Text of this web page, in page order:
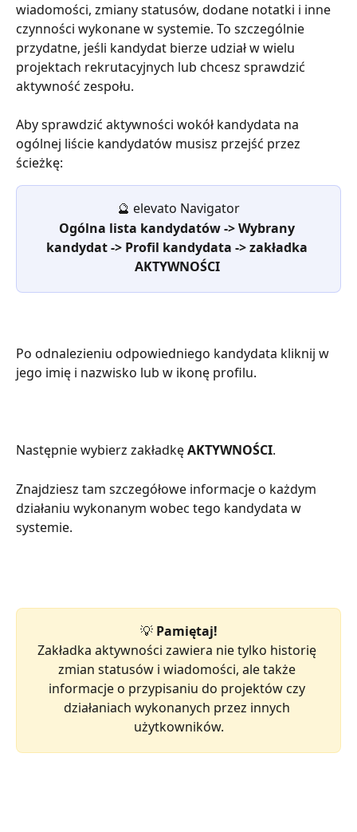
wiadomości, zmiany statusów, dodane notatki i inne
czynności wykonane w systemie. To szczególnie
przydatne, jeśli kandydat bierze udział w wielu
projektach rekrutacyjnych lub chcesz sprawdzić
aktywność zespołu.
Aby sprawdzić aktywności wokół kandydata na
ogólnej liście kandydatów musisz przejść przez
ścieżkę:
🔮 elevato Navigator
Ogólna lista kandydatów -> Wybrany
kandydat -> Profil kandydata -> zakładka
AKTYWNOŚCI
Po odnalezieniu odpowiedniego kandydata kliknij w
jego imię i nazwisko lub w ikonę profilu.
Następnie wybierz zakładkę AKTYWNOŚCI.
Znajdziesz tam szczegółowe informacje o każdym
działaniu wykonanym wobec tego kandydata w
systemie.
💡 Pamiętaj!
Zakładka aktywności zawiera nie tylko historię
zmian statusów i wiadomości, ale także
informacje o przypisaniu do projektów czy
działaniach wykonanych przez innych
użytkowników.